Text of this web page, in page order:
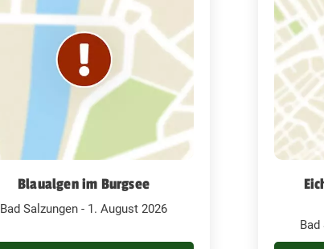
Blaualgen im Burgsee
Bad Salzungen - 1. August 2026
Bad